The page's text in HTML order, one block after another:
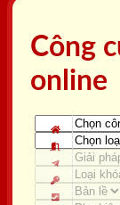
Công
online